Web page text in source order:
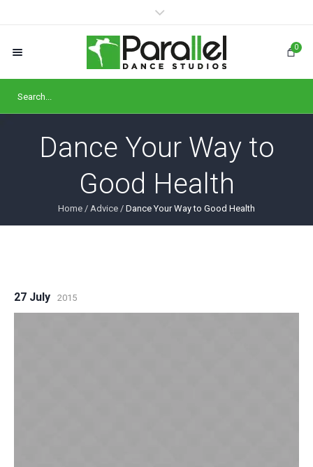
0
Dance Your Way to
Good Health
Home / Advice / Dance Your Way to Good Health
27 July 2015